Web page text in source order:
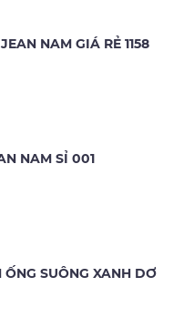
NAM GIÁ RẺ 1158
NAM SỈ 001
SUÔNG XANH DƠ